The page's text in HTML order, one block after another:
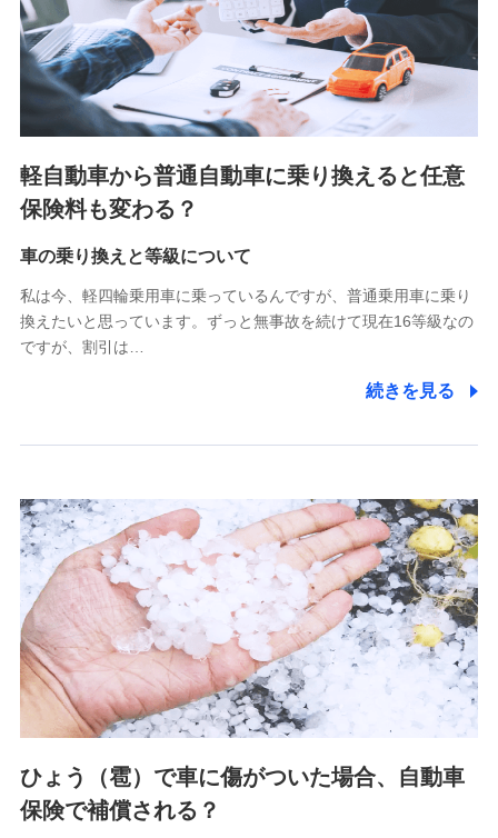
sedai.com/)
SBIペット少額短期保険株式会社 (https://www.sbipet-
ssi.co.jp/)
SBIリスタ少額短期保険会社
(https://www.jishin.co.jp/)
スマートプラス少額短期保険株式会社
チューリッヒ少額短期保険株式会社
(https://www.zurichssi.co.jp/)
(https://www.tokiomarine-x.co.jp/)
(https://pshoken.co.jp/)
リトルファミリー少額短期保険株式会社
(https://www.littlefamily-ssi.com/)
郵便、電話、およびＥメール等により、当社と取引のあるも
た維持管理等の委託業務遂行のため、またそれらに付帯、関
連する当社および提携会社のサービスを案内、提供するため
（なお、当社は複数の保険会社と取引があり、取得した個人
情報を取引のある他の保険会社の商品・サービスをご提案す
るために利用させていただくことがあります。）
上記に係る連絡・手続き・管理等付帯業務を行うため
3.セミナー募集サイトから取得した個人情報
各種セミナーの案内、開催のため
上記に係る連絡・手続き・管理等付帯業務を行うため
4.家族・友達紹介にて取得した個人情報
被紹介者への連絡、及び当社と取引のあるもしくは委託を受
けている保険会社・提携会社の保険その他に関する情報を提
軽自動車から普通自動車に乗り換えると任意
保険料も変わる？
車の乗り換えと等級について
私は今、軽四輪乗用車に乗っているんですが、普通乗用車に乗り
換えたいと思っています。ずっと無事故を続けて現在16等級なの
ですが、割引は…
続きを見る
ひょう（雹）で車に傷がついた場合、自動車
保険で補償される？